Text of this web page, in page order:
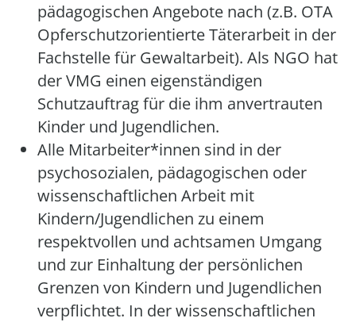
pädagogischen Angebote nach (z.B. OTA
Opferschutzorientierte Täterarbeit in der
Fachstelle für Gewaltarbeit). Als NGO hat
der VMG einen eigenständigen
Schutzauftrag für die ihm anvertrauten
Kinder und Jugendlichen.
Alle Mitarbeiter*innen sind in der
psychosozialen, pädagogischen oder
wissenschaftlichen Arbeit mit
Kindern/Jugendlichen zu einem
respektvollen und achtsamen Umgang
und zur Einhaltung der persönlichen
Grenzen von Kindern und Jugendlichen
verpflichtet. In der wissenschaftlichen